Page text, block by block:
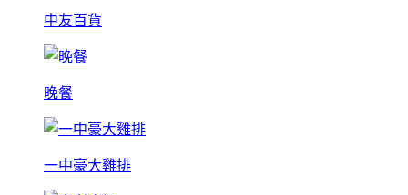
中友百貨
晚餐
一中豪大雞排